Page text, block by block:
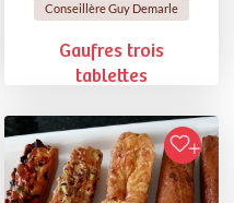
Conseillère Guy Demarle
Gaufres trois
tablettes